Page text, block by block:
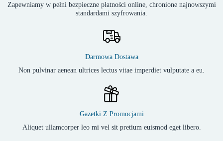
Zapewniamy w pełni bezpieczne płatności online, chronione najnowszymi
standardami szyfrowania.
Darmowa Dostawa
Non pulvinar aenean ultrices lectus vitae imperdiet vulputate a eu.
Gazetki Z Promocjami
Aliquet ullamcorper leo mi vel sit pretium euismod eget libero.